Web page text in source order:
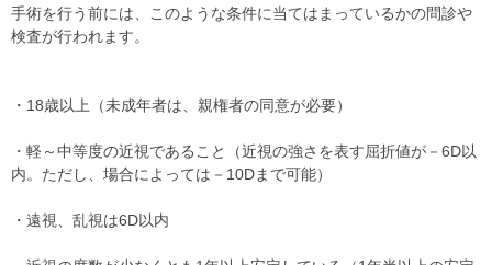
手術を行う前には、このような条件に当てはまっているかの問診や
検査が行われます。
・18歳以上（未成年者は、親権者の同意が必要）
・軽～中等度の近視であること（近視の強さを表す屈折値が－6D以
内。ただし、場合によっては－10Dまで可能）
・遠視、乱視は6D以内